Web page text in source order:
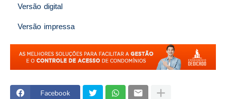
Versão digital
Versão impressa
Facebook